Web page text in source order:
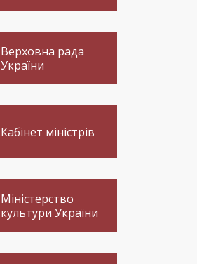
Верховна рада
України
Кабінет міністрів
Міністерство
культури України